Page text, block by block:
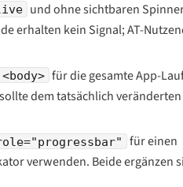
und ohne sichtbaren
erhalten kein Signal; AT-
<body> für die gesamte App-
dem tatsächlich veränderten
für einen
verwenden. Beide ergänzen